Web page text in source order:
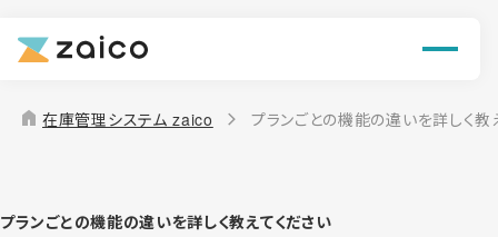
機能
導入事例
home 在庫管理システム zaico プランごとの機能の違いを詳しく教
プランごとの機能の違いを詳しく教えてください